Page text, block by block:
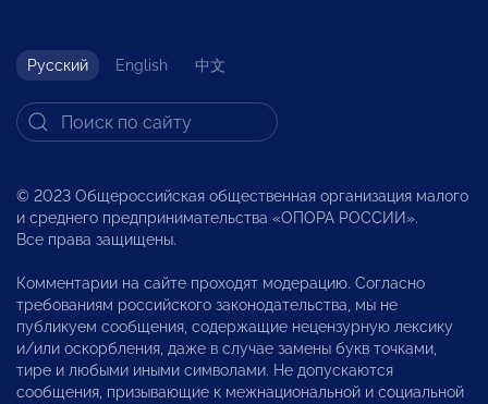
Русский English 中文
© 2023 Общероссийская общественная организация малого
и среднего предпринимательства «ОПОРА РОССИИ».
Все права защищены.
Комментарии на сайте проходят модерацию. Согласно
требованиям российского законодательства, мы не
публикуем сообщения, содержащие нецензурную лексику
и/или оскорбления, даже в случае замены букв точками,
тире и любыми иными символами. Не допускаются
сообщения, призывающие к межнациональной и социальной